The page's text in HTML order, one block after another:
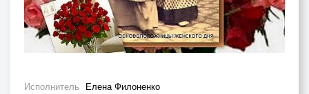
Исполнитель Елена Филоненко